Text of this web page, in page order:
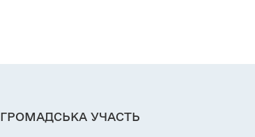
ГРОМАДСЬКА УЧАСТЬ